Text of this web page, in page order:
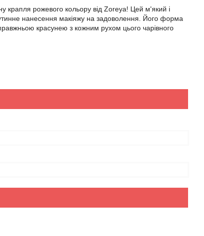
крапля рожевого кольору від Zoreya! Цей м'який і
нанесення макіяжу на задоволення. Його форма
красунею з кожним рухом цього чарівного